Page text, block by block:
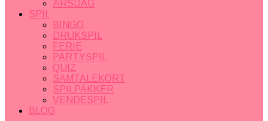
ÅRSDAG
SPIL
BINGO
DRUKSPIL
FERIE
PARTYSPIL
QUIZ
SAMTALEKORT
SPILPAKKER
VENDESPIL
BLOG